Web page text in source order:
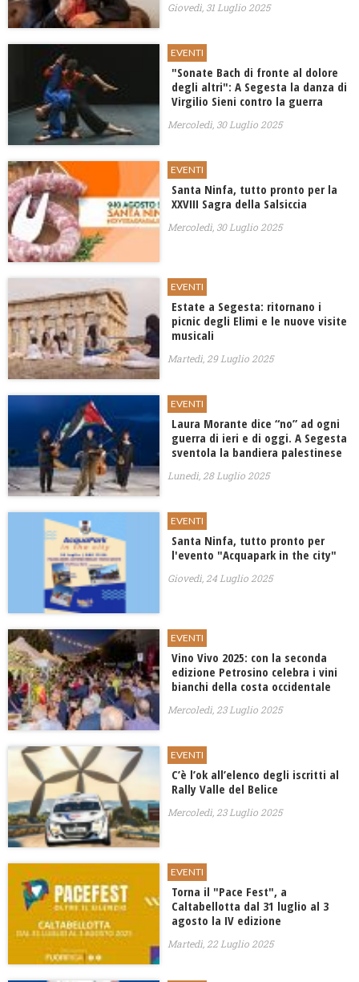
Giovedì, 31 Luglio 2025
EVENTI
"Sonate Bach di fronte al dolore
degli altri": A Segesta la danza di
Virgilio Sieni contro la guerra
Mercoledì, 30 Luglio 2025
EVENTI
Santa Ninfa, tutto pronto per la
XXVIII Sagra della Salsiccia
Mercoledì, 30 Luglio 2025
EVENTI
Estate a Segesta: ritornano i
picnic degli Elimi e le nuove visite
musicali
Martedì, 29 Luglio 2025
EVENTI
​Laura Morante dice “no” ad ogni
guerra di ieri e di oggi. A Segesta
sventola la bandiera palestinese
Lunedì, 28 Luglio 2025
EVENTI
Santa Ninfa, tutto pronto per
l'evento "Acquapark in the city"
Giovedì, 24 Luglio 2025
EVENTI
Vino Vivo 2025: con la seconda
edizione Petrosino celebra i vini
bianchi della costa occidentale
Mercoledì, 23 Luglio 2025
EVENTI
C’è l’ok all’elenco degli iscritti al
Rally Valle del Belice
Mercoledì, 23 Luglio 2025
EVENTI
Torna il "Pace Fest", a
Caltabellotta dal 31 luglio al 3
agosto la IV edizione
Martedì, 22 Luglio 2025